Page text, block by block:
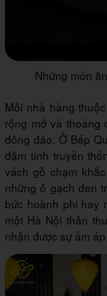
Những món
Mỗi nhà hàng
rộng mở và thoáng
đông đảo. Ở Bếp
đậm tính truyền
vách gỗ chạm
những ô gạch đen
bức hoành phi hay
một Hà Nội thân
nhận được sự ấm